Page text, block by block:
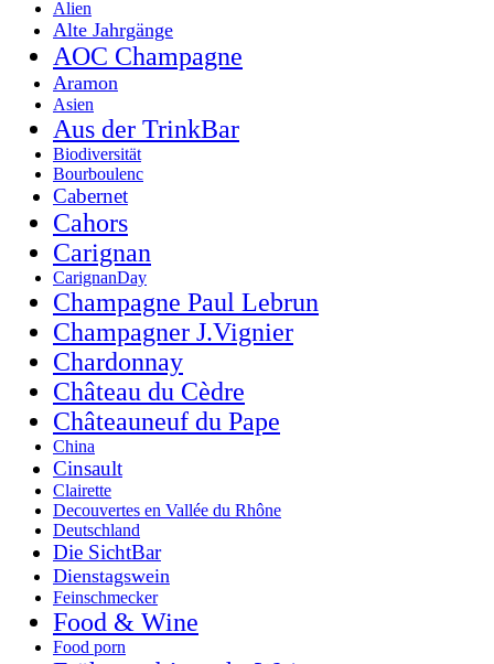
Alien
Alte Jahrgänge
AOC Champagne
Aramon
Asien
Aus der TrinkBar
Biodiversität
Bourboulenc
Cabernet
Cahors
Carignan
CarignanDay
Champagne Paul Lebrun
Champagner J.Vignier
Chardonnay
Château du Cèdre
Châteauneuf du Pape
China
Cinsault
Clairette
Decouvertes en Vallée du Rhône
Deutschland
Die SichtBar
Dienstagswein
Feinschmecker
Food & Wine
Food porn